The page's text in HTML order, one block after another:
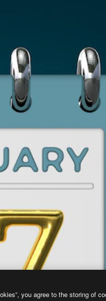
you agree to the storing of